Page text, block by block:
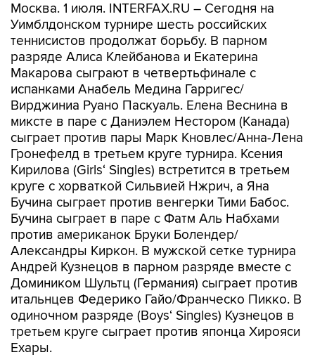
Москва. 1 июля. INTERFAX.RU – Cегодня на
Уимблдонском турнире шесть российских
теннисистов продолжат борьбу. В парном
разряде Алиса Клейбанова и Екатерина
Макарова сыграют в четвертьфинале с
испанками Анабель Медина Гарригес/
Вирджиниа Руано Паскуаль. Елена Веснина в
миксте в паре с Даниэлем Нестором (Канада)
сыграет против пары Марк Кновлес/Анна-Лена
Гронефелд в третьем круге турнира. Ксения
Кирилова (Girls‘ Singles) встретится в третьем
круге с хорваткой Сильвией Нжрич, а Яна
Бучина сыграет против венгерки Тими Бабос.
Бучина сыграет в паре с Фатм Аль Набхами
против американок Бруки Болендер/
Александры Киркон. В мужской сетке турнира
Андрей Кузнецов в парном разряде вместе с
Домиником Шультц (Германия) сыграет против
итальнцев Федерико Гайо/Франческо Пикко. В
одиночном разряде (Boys‘ Singles) Кузнецов в
третьем круге сыграет против японца Хирояси
Ехары.